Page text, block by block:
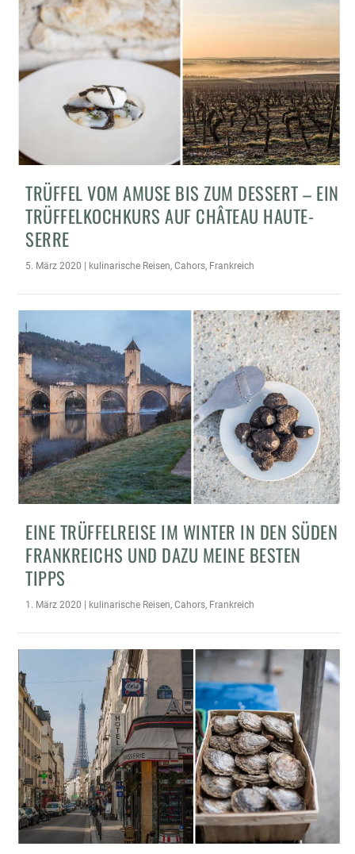
TRÜFFEL VOM AMUSE BIS ZUM DESSERT – EIN
TRÜFFELKOCHKURS AUF CHÂTEAU HAUTE-
SERRE
5. März 2020 kulinarische Reisen,Cahors, Frankreich
EINE TRÜFFELREISE IM WINTER IN DEN SÜDEN
FRANKREICHS UND DAZU MEINE BESTEN
TIPPS
1. März 2020 kulinarische Reisen,Cahors, Frankreich